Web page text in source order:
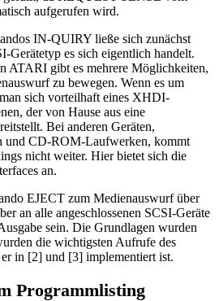
aufgerufen wird.
IN-QUIRY ließe sich zunächst
Gerätetyp es sich eigentlich handelt.
ATARI gibt es mehrere Möglichkeiten,
zu bewegen. Wenn es um
sich vorteilhaft eines XHDI-
der von Hause aus eine
Bei anderen Geräten,
und CD-ROM-Laufwerken, kommt
nicht weiter. Hier bietet sich die
an.
EJECT zum Medienauswurf über
an alle angeschlossenen SCSI-Geräte
sein. Die Grundlagen wurden
die wichtigsten Aufrufe des
in [2] und [3] implementiert ist.
Programmlisting